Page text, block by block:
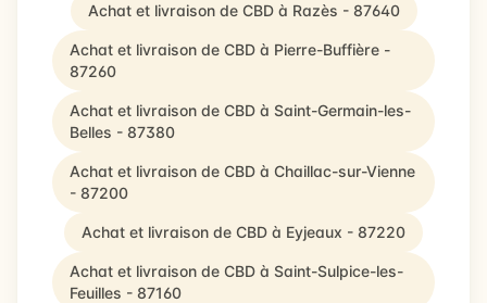
Achat et livraison de CBD à Razès - 87640
Achat et livraison de CBD à Pierre-Buffière -
87260
Achat et livraison de CBD à Saint-Germain-les-
Belles - 87380
Achat et livraison de CBD à Chaillac-sur-Vienne
- 87200
Achat et livraison de CBD à Eyjeaux - 87220
Achat et livraison de CBD à Saint-Sulpice-les-
Feuilles - 87160